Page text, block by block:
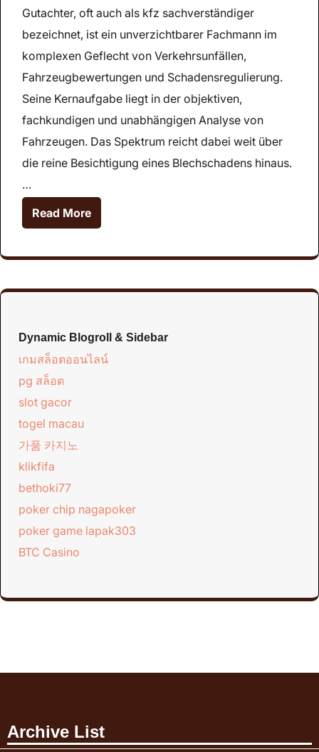
Gutachter, oft auch als kfz sachverständiger
bezeichnet, ist ein unverzichtbarer Fachmann im
komplexen Geflecht von Verkehrsunfällen,
Fahrzeugbewertungen und Schadensregulierung.
Seine Kernaufgabe liegt in der objektiven,
fachkundigen und unabhängigen Analyse von
Fahrzeugen. Das Spektrum reicht dabei weit über
die reine Besichtigung eines Blechschadens hinaus.
…
Read More
Dynamic Blogroll & Sidebar
เกมสล็อตออนไลน์
pg สล็อต
slot gacor
togel macau
가품 카지노
klikfifa
bethoki77
poker chip nagapoker
poker game lapak303
BTC Casino
Archive List